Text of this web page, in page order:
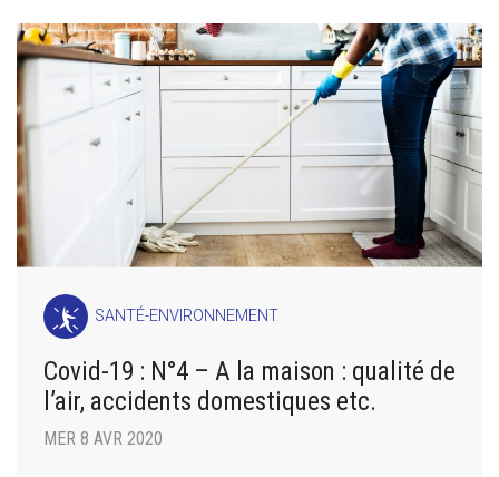
SANTÉ-ENVIRONNEMENT
Covid-19 : N°4 – A la maison : qualité de
l’air, accidents domestiques etc.
MER 8 AVR 2020